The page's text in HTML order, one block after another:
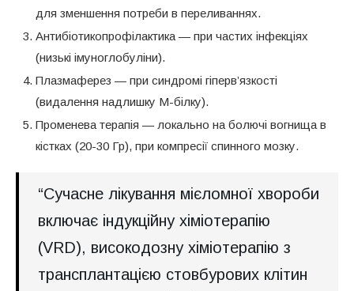
для зменшення потреби в переливаннях.
Антибіотикопрофілактика — при частих інфекціях
(низькі імуноглобуліни).
Плазмаферез — при синдромі гіперв’язкості
(видалення надлишку М-білку).
Променева терапія — локально на болючі вогнища в
кістках (20-30 Гр), при компресії спинного мозку.
“Сучасне лікування мієломної хвороби
включає індукційну хіміотерапію
(VRD), високодозну хіміотерапію з
трансплантацією стовбурових клітин